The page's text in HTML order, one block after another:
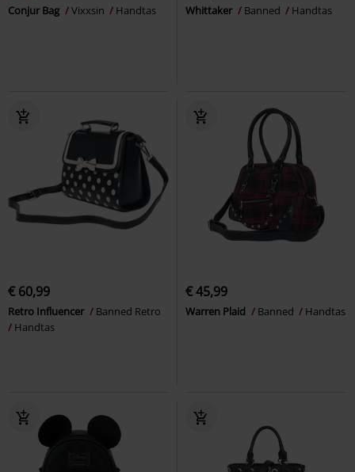
Conjur Bag Vixxsin Handtas Whittaker Banned Handtas
€ 60,99
Retro Influencer
Banned Retro
Handtas
€ 45,99
Warren Plaid Banned Handtas